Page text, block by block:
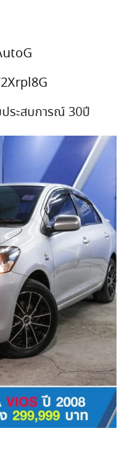
ระสบการณ์ 30ปี